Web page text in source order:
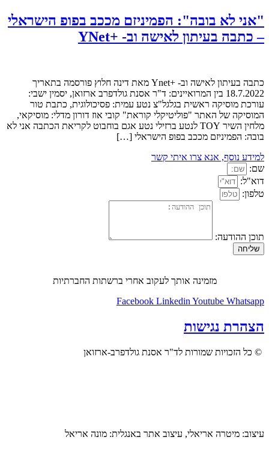
"אני לא בובה": הפמיניזם מככב בפופ הישראלי
– כתבה בעיתון לאישה וב- +YNet
כתבה בעיתון לאישה וב- +Ynet מאת דינה חלוץ פורסמה בתאריך
18.7.2022 בין המרואיינים: ד"ר אסנת גולדפרב ארזואן, יסמין ישבי:
עורכת מוסיקה ראשית בגלגל"צ נטע עמית: פסיכולוגית, כתבת טור
המוסיקה של האתר "פוליטיקלי קוראת" קובי אוז דורון מדלי: מוסיקאי,
מלחין השיר TOY לנטע ברזילי נטע אגם בוחבוט לקריאת הכתבה אני לא
בובה: הפמיניזם מככב בפופ הישראלי […]
למידע נוסף, אנא צרו איתי קשר
שם:
דוא"ל:
טלפון:
תוכן ההודעה:
שליחה
מזמינה אותך לעקוב אחרי ברשתות החברתיות
Facebook Linkedin Youtube Whatsapp
הצהרת נגישות
© כל הזכויות שמורות לד"ר אסנת גולדפרב-ארזואן
עיצוב: מיטרה אריאלי, עיצוב אתר באנגלית: מונה אריאל